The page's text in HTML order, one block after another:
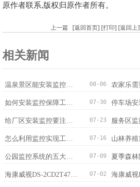
原作者联系,版权归原作者所有。
上一篇 [返回首页] [打印] [返回上
相关新闻
08-06 农家乐
07-30
07-23 服务区
07-16
07-09
07-02